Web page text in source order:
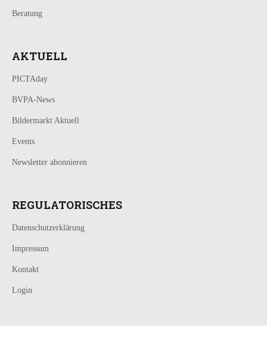
Beratung
AKTUELL
PICTAday
BVPA-News
Bildermarkt Aktuell
Events
Newsletter abonnieren
REGULATORISCHES
Datenschutzerklärung
Impressum
Kontakt
Login